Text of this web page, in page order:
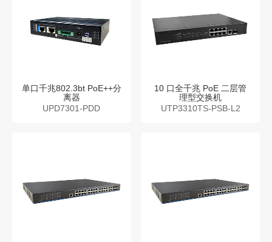
单口千兆802.3bt PoE++分
离器
UPD7301-PDD
10 口全千兆 PoE 二层管
理型交换机
UTP3310TS-PSB-L2